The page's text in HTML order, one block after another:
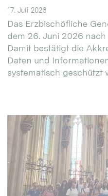
17. Juli 2026
Das Erzbischöfliche
dem 26. Juni 2026
Damit bestätigt die
Daten und
systematisch geschützt